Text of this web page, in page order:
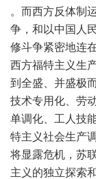
。而西方反体制
争，和以中国人
修斗争紧密地连
西方福特主义生
到全盛、并盛极
技术专用化、劳
单调化、工人技
特主义社会生产
将显露危机，苏
主义的独立探索